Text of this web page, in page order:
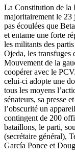
La Constitution de la
majoritairement le 23
pas écoulées que
et entame une forte
les militants des
Ojeda, les transfuges
Mouvement de la
coopérer avec le
celui-ci adopte une
tous les moyens
sénateurs, sa presse
l’obscurité un
contingent de 200
bataillons, le parti,
(secrétaire général),
García Ponce et